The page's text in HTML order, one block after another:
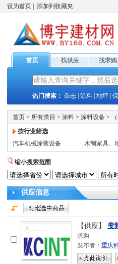
设为首页 添加到收藏夹
首页 找供应 找求购
热门搜索： 杂志 涂料 地坪
首页 > 所有类目 > 涂料 > 涂料设备 >
按行业筛选
汽车机械涂装设备
木制家具、
缩小搜索范围
供应信息
【供应】 变
求购
发布者： 重庆